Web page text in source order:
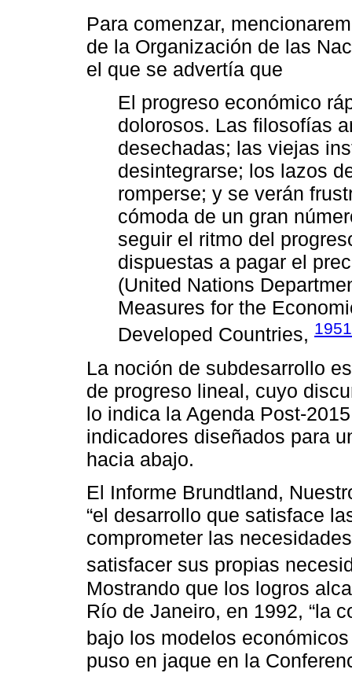
Para comenzar,
de la Organización de las
el que se advertía que
El progreso económico
dolorosos. Las filosofías
desechadas; las viejas
desintegrarse; los lazos
romperse; y se verán
cómoda de un gran
seguir el ritmo del
dispuestas a pagar el
(United Nations
Measures for the
Developed Countries, 1951
La noción de subdesarrollo
de progreso lineal, cuyo
lo indica la Agenda Post-
indicadores diseñados para
hacia abajo.
El Informe Brundtland,
“el desarrollo que satisface
comprometer las
satisfacer sus propias
Mostrando que los logros
Río de Janeiro, en 1992, “la
bajo los modelos
puso en jaque en la